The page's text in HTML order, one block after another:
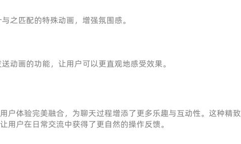
之匹配的特殊动画，增强氛围感。
动画的功能，让用户可以更直观地感受效果。
户体验完美融合，为聊天过程增添了更多乐趣与互动性。这种精致
用户在日常交流中获得了更自然的操作反馈。